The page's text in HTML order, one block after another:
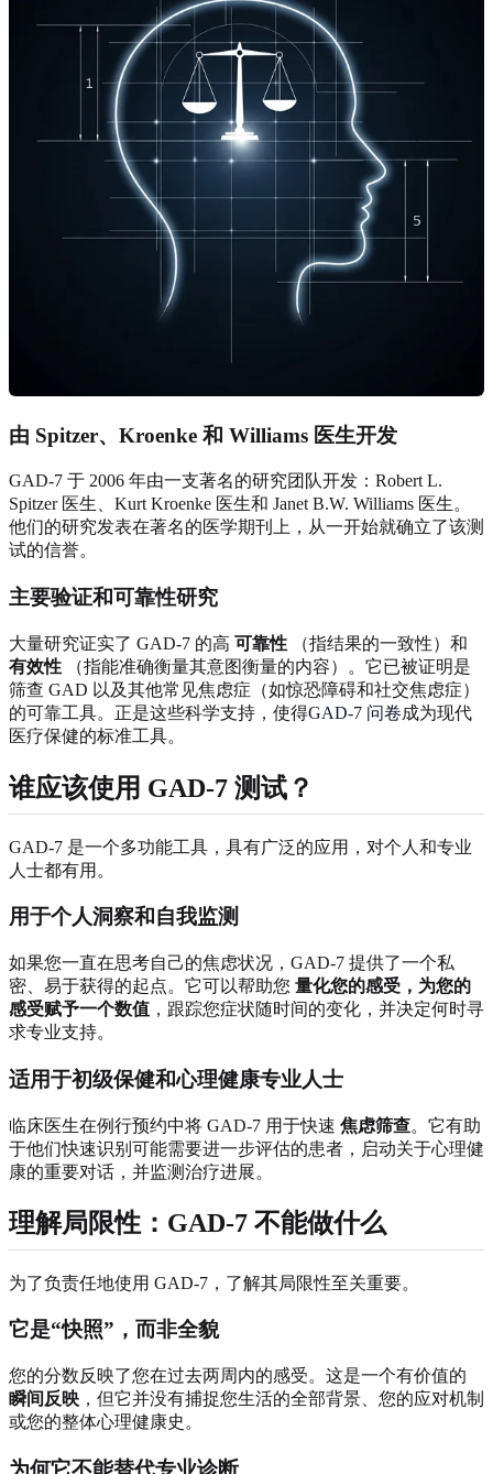
由 Spitzer、Kroenke 和 Williams 医生开发
GAD-7 于 2006 年由一支著名的研究团队开发：Robert L.
Spitzer 医生、Kurt Kroenke 医生和 Janet B.W. Williams 医生。
他们的研究发表在著名的医学期刊上，从一开始就确立了该测
试的信誉。
主要验证和可靠性研究
大量研究证实了 GAD-7 的高 可靠性 （指结果的一致性）和
有效性 （指能准确衡量其意图衡量的内容）。它已被证明是
筛查 GAD 以及其他常见焦虑症（如惊恐障碍和社交焦虑症）
的可靠工具。正是这些科学支持，使得GAD-7 问卷成为现代
医疗保健的标准工具。
谁应该使用 GAD-7 测试？
GAD-7 是一个多功能工具，具有广泛的应用，对个人和专业
人士都有用。
用于个人洞察和自我监测
如果您一直在思考自己的焦虑状况，GAD-7 提供了一个私
密、易于获得的起点。它可以帮助您 量化您的感受，为您的
感受赋予一个数值 ，跟踪您症状随时间的变化，并决定何时寻
求专业支持。
适用于初级保健和心理健康专业人士
临床医生在例行预约中将 GAD-7 用于快速 焦虑筛查。它有助
于他们快速识别可能需要进一步评估的患者，启动关于心理健
康的重要对话，并监测治疗进展。
理解局限性：GAD-7 不能做什么
为了负责任地使用 GAD-7，了解其局限性至关重要。
它是“快照”，而非全貌
您的分数反映了您在过去两周内的感受。这是一个有价值的
瞬间反映 ，但它并没有捕捉您生活的全部背景、您的应对机制
或您的整体心理健康史。
为何它不能替代专业诊断